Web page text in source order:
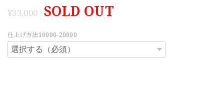
¥33,000 SOLD OUT
仕上げ方法10000-20000